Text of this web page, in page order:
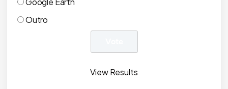
Outro
View Results